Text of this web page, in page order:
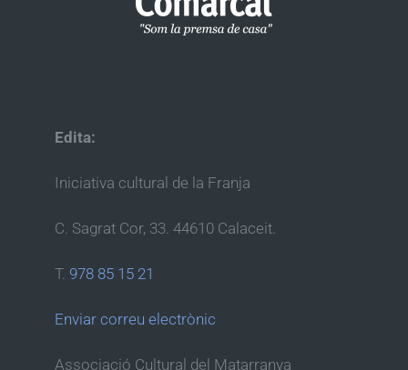
Edita:
Iniciativa cultural de la Franja
C. Sagrat Cor, 33. 44610 Calaceit.
T. 978 85 15 21
Enviar correu electrònic
Associació Cultural del Matarranya